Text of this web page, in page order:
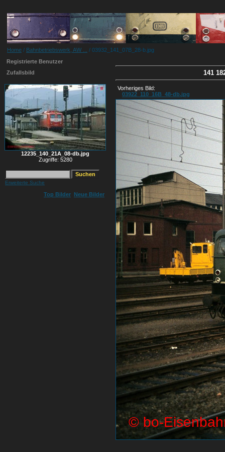
Home / Bahnbetriebswerk, AW ...
/ 03932_141_07B_28-b.jpg
Registrierte Benutzer
Zufallsbild
12235_140_21A_08-db.jpg
Zugriffe: 5280
Erweiterte Suche
Top Bilder Neue Bilder
141
Vorheriges Bild:
03922_110_16B_48-db.jpg